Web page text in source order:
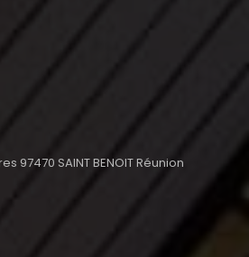
97470 SAINT BENOIT Réunion